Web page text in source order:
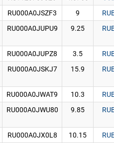
RU000A0JSZF3 9
RU000A0JUPU9 9.25
RU000A0JUPZ8 3.5
RU000A0JSKJ7 15.9
RU000A0JWAT9 10.3
RU000A0JWU80 9.85
RU000A0JX0L8 10.15